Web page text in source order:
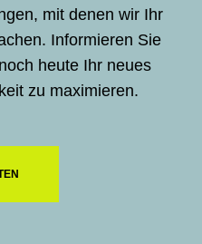
mit denen wir Ihr
Informieren Sie
heute Ihr neues
zu maximieren.